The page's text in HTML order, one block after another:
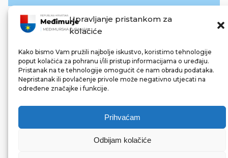
Upravljanje pristankom za
kolačiće
Kako bismo Vam pružili najbolje iskustvo, koristimo tehnologije
poput kolačića za pohranu i/ili pristup informacijama o uređaju.
Pristanak na te tehnologije omogućit će nam obradu podataka.
Nepristanak ili povlačenje privole može negativno utjecati na
određene značajke i funkcije.
Prihvaćam
Odbijam kolačiće
REPUBLIKA HRVATSKA
© 2022 Međimurska županija. Sva prava pridržana.